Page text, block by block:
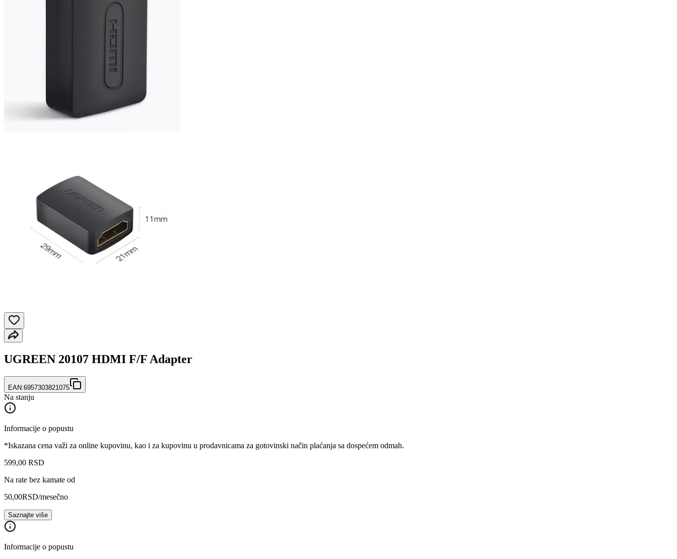
UGREEN 20107 HDMI F/F Adapter
EAN:6957303821075
Na stanju
Informacije o popustu
*Iskazana cena važi za online kupovinu, kao i za kupovinu u prodavnicama za gotovinski način plaćanja sa dospećem odmah.
599,00 RSD
Na rate bez kamate od
50,00RSD/mesečno
Saznajte više
Informacije o popustu